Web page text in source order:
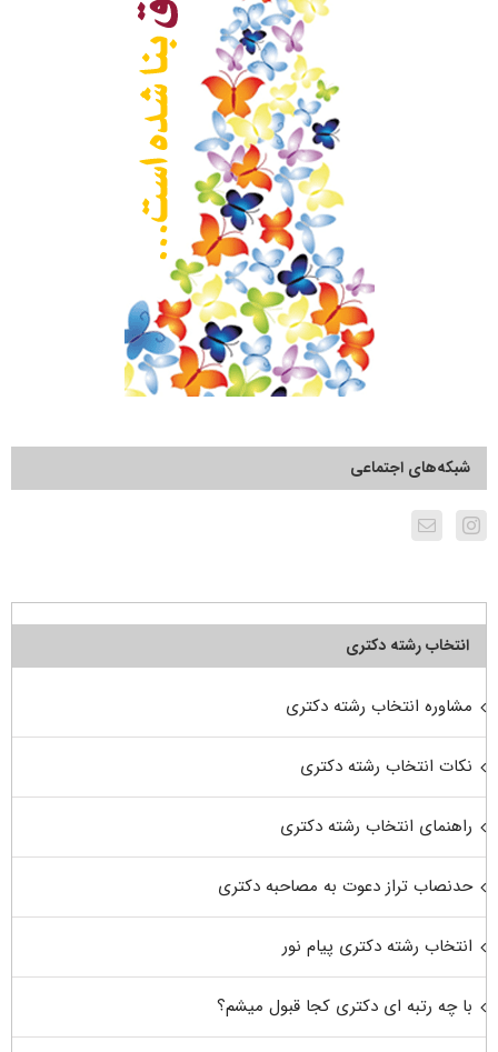
شبکه‌های اجتماعی
انتخاب رشته دکتری
مشاوره انتخاب رشته دکتری
نکات انتخاب رشته دکتری
راهنمای انتخاب رشته دکتری
حدنصاب تراز دعوت به مصاحبه دکتری
انتخاب رشته دکتری پیام نور
با چه رتبه ای دکتری کجا قبول میشم؟